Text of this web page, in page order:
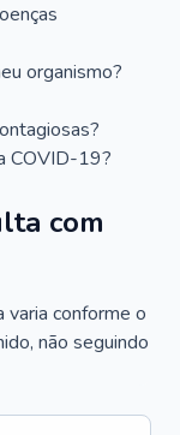
organismo?
COVID-19?
com
conforme o
não seguindo